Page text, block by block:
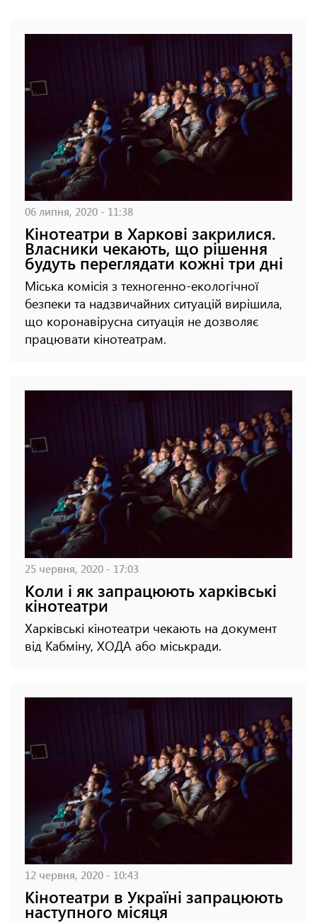
06 липня, 2020 - 11:38
Кінотеатри в Харкові закрилися.
Власники чекають, що рішення
будуть переглядати кожні три дні
Міська комісія з техногенно-екологічної
безпеки та надзвичайних ситуацій вирішила,
що коронавірусна ситуація не дозволяє
працювати кінотеатрам.
25 червня, 2020 - 17:03
Коли і як запрацюють харківські
кінотеатри
Харківські кінотеатри чекають на документ
від Кабміну, ХОДА або міськради.
12 червня, 2020 - 10:43
Кінотеатри в Україні запрацюють
наступного місяця